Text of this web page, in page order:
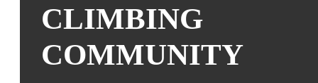
CLIMBING
COMMUNITY